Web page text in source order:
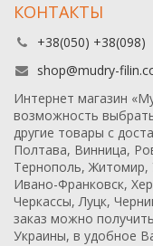
КОНТАКТЫ
+38(050) +38(098)
shop@mudry-
Интернет магазин
возможность
другие товары с
Полтава, Винница,
Тернополь,
Ивано-Франковск,
Черкассы, Луцк,
заказ можно
Украины, в удобное